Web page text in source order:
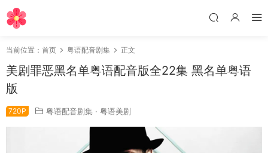
当前位置： 首页 粤语配音剧集 正文
美剧罪恶黑名单粤语配音版全22集 黑名单粤语
版
720P 粤语配音剧集 · 粤语美剧